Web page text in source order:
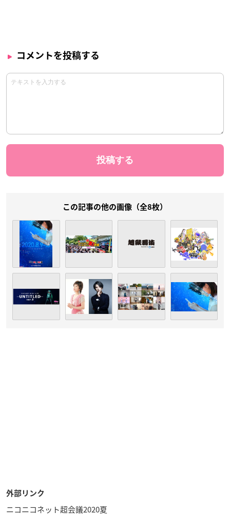
コメントを投稿する
この記事の他の画像（全8枚）
外部リンク
ニコニコネット超会議2020夏